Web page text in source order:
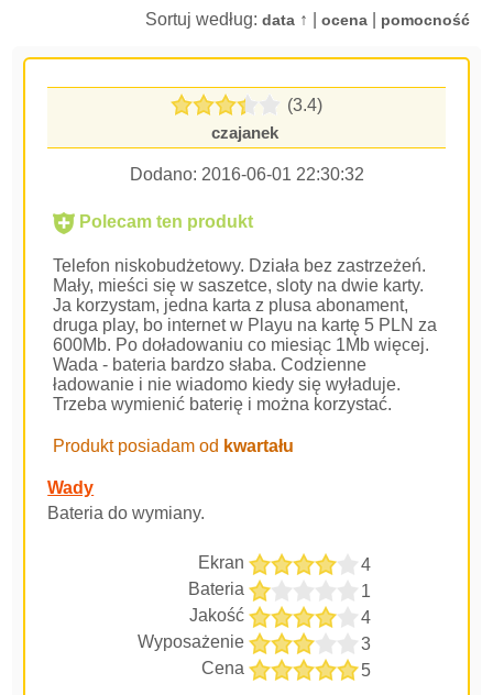
Sortuj według: data↑ | ocena| pomocność
(3.4)
czajanek
Dodano: 2016-06-01 22:30:32
Polecam ten produkt
Telefon niskobudżetowy. Działa bez zastrzeżeń.
Mały, mieści się w saszetce, sloty na dwie karty.
Ja korzystam, jedna karta z plusa abonament,
druga play, bo internet w Playu na kartę 5 PLN za
600Mb. Po doładowaniu co miesiąc 1Mb więcej.
Wada - bateria bardzo słaba. Codzienne
ładowanie i nie wiadomo kiedy się wyładuje.
Trzeba wymienić baterię i można korzystać.
Produkt posiadam od kwartału
Wady
Bateria do wymiany.
Ekran
4
Bateria
1
Jakość
4
Wyposażenie
3
Cena
5